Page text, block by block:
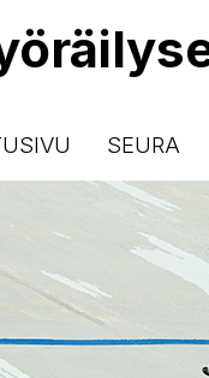
SEURA